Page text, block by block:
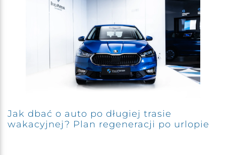
Jak dbać o auto po długiej trasie
wakacyjnej? Plan regeneracji po urlopie